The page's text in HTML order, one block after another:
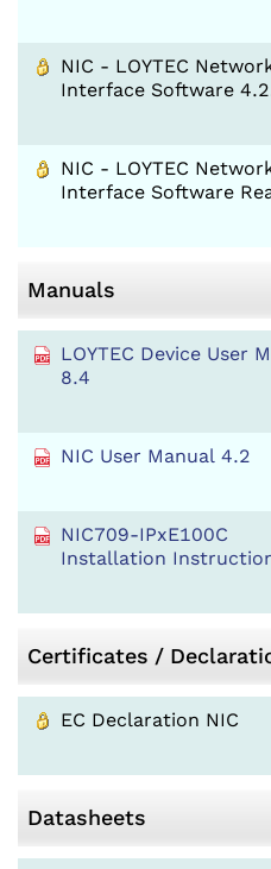
NIC - LOYTEC
Interface Software
NIC - LOYTEC
Interface Software
Manuals
LOYTEC Device User
8.4
NIC User Manual 4.2
NIC709-IPxE100C
Installation
Certificates /
EC Declaration NIC
Datasheets